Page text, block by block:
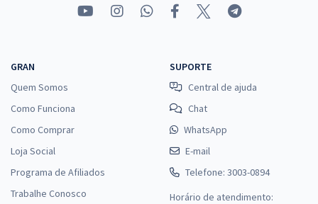
GRAN
Quem Somos
Como Funciona
Como Comprar
Loja Social
Programa de Afiliados
Trabalhe Conosco
SUPORTE
Central de ajuda
Chat
WhatsApp
E-mail
Telefone: 3003-0894
Horário de atendimento: